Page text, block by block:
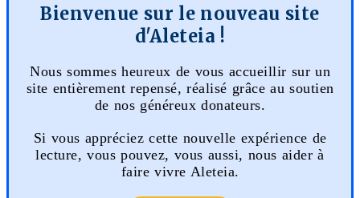
Bienvenue sur le nouveau site
d'Aleteia !
Nous sommes heureux de vous accueillir sur un
site entièrement repensé, réalisé grâce au soutien
de nos généreux donateurs.
Si vous appréciez cette nouvelle expérience de
lecture, vous pouvez, vous aussi, nous aider à
faire vivre Aleteia.